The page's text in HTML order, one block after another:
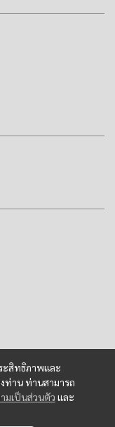
ะสิทธิภาพและ
ท่าน ท่านสามารถ
มเป็นส่วนตัว และ